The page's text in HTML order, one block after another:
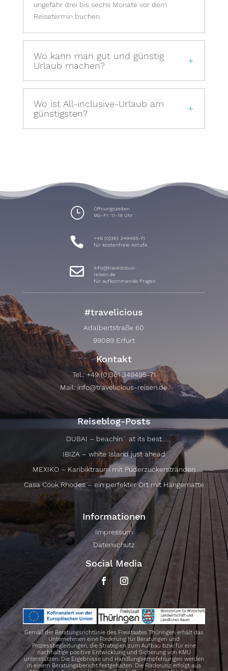
ungefähr drei bis sechs Monate vor dem
Reisetermin buchen.
Wo kann man gut und günstig
Urlaub machen?
Wo ist All-inclusive-Urlaub am
günstigsten?
}
Öffnungszeiten
Mo-Fr: 11-19 Uhr

+49 (0)361 349495-71
für kostenfreie Anrufe

info@travelicious-
reisen.de
für aufkommende Fragen
#travelicious
Adalbertstraße 60
99089 Erfurt
Kontakt
Tel.: +49 (0)361 349495-71
Mail: info@travelicious-reisen.de
Reiseblog-Posts
DUBAI – beachin´ at its best
IBIZA – white Island just ahead
MEXIKO – Karibiktraum mit Puderzuckerstränden
Casa Cook Rhodes – ein perfekter Ort mit Hängematte
Informationen
Impressum
Datenschutz
Social Media
Gemäß der Beratungsrichtlinie des Freistaates Thüringen erhält das
Unternehmen eine Förderung für Beratungen und
Prozessbegleitungen, die Strategien zum Aufbau bzw. für eine
nachhaltige positive Entwicklung und Sicherung von KMU
unterstützen. Die Ergebnisse und Handlungsempfehlungen werden
in einem Beratungsbericht festgehalten. Die Förderung erfolgt aus